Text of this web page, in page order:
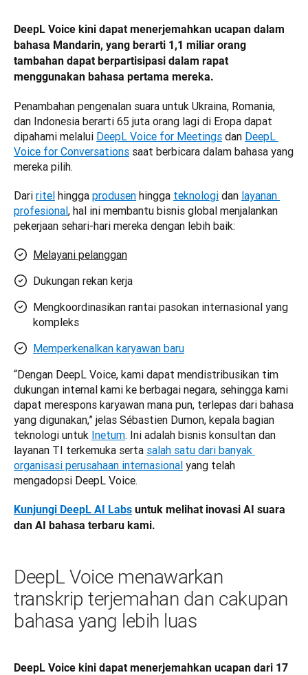
DeepL Voice kini dapat menerjemahkan ucapan dalam
bahasa Mandarin, yang berarti 1,1 miliar orang
tambahan dapat berpartisipasi dalam rapat
menggunakan bahasa pertama mereka.
Penambahan pengenalan suara untuk Ukraina, Romania,
dan Indonesia berarti 65 juta orang lagi di Eropa dapat
dipahami melalui DeepL Voice for Meetings dan DeepL
Voice for Conversations saat berbicara dalam bahasa yang
mereka pilih.
Dari ritel hingga produsen hingga teknologi dan layanan
profesional, hal ini membantu bisnis global menjalankan
pekerjaan sehari-hari mereka dengan lebih baik:
Melayani pelanggan
Dukungan rekan kerja
Mengkoordinasikan rantai pasokan internasional yang
kompleks
Memperkenalkan karyawan baru
“Dengan DeepL Voice, kami dapat mendistribusikan tim
dukungan internal kami ke berbagai negara, sehingga kami
dapat merespons karyawan mana pun, terlepas dari bahasa
yang digunakan,” jelas Sébastien Dumon, kepala bagian
teknologi untuk Inetum. Ini adalah bisnis konsultan dan
layanan TI terkemuka serta salah satu dari banyak
organisasi perusahaan internasional yang telah
mengadopsi DeepL Voice.
Kunjungi DeepL AI Labs untuk melihat inovasi AI suara
dan AI bahasa terbaru kami.
DeepL Voice menawarkan
transkrip terjemahan dan cakupan
bahasa yang lebih luas
DeepL Voice kini dapat menerjemahkan ucapan dari 17